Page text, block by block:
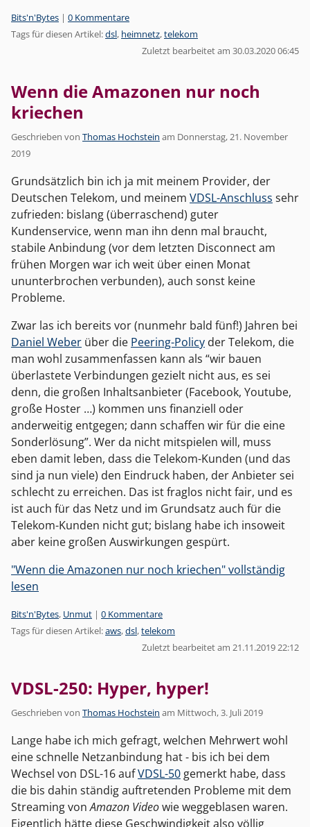
Kategorien:
Bits'n'Bytes | 0 Kommentare
Tags für diesen Artikel:dsl, heimnetz,telekom
Zuletzt bearbeitet am 30.03.2020 06:45
Wenn die Amazonen nur noch
kriechen
Geschrieben von Thomas Hochstein am Donnerstag, 21. November
2019
Grundsätzlich bin ich ja mit meinem Provider, der
Deutschen Telekom, und meinem VDSL-Anschluss sehr
zufrieden: bislang (überraschend) guter
Kundenservice, wenn man ihn denn mal braucht,
stabile Anbindung (vor dem letzten Disconnect am
frühen Morgen war ich weit über einen Monat
ununterbrochen verbunden), auch sonst keine
Probleme.
Zwar las ich bereits vor (nunmehr bald fünf!) Jahren bei
Daniel Weber über die Peering-Policy der Telekom, die
man wohl zusammenfassen kann als “wir bauen
überlastete Verbindungen gezielt nicht aus, es sei
denn, die großen Inhaltsanbieter (Facebook, Youtube,
große Hoster …) kommen uns finanziell oder
anderweitig entgegen; dann schaffen wir für die eine
Sonderlösung”. Wer da nicht mitspielen will, muss
eben damit leben, dass die Telekom-Kunden (und das
sind ja nun viele) den Eindruck haben, der Anbieter sei
schlecht zu erreichen. Das ist fraglos nicht fair, und es
ist auch für das Netz und im Grundsatz auch für die
Telekom-Kunden nicht gut; bislang habe ich insoweit
aber keine großen Auswirkungen gespürt.
"Wenn die Amazonen nur noch kriechen" vollständig
lesen
Kategorien:
Bits'n'Bytes, Unmut | 0 Kommentare
Tags für diesen Artikel:aws,dsl,telekom
Zuletzt bearbeitet am 21.11.2019 22:12
VDSL-250: Hyper, hyper!
Geschrieben von Thomas Hochstein am Mittwoch, 3. Juli 2019
Lange habe ich mich gefragt, welchen Mehrwert wohl
eine schnelle Netzanbindung hat - bis ich bei dem
Wechsel von DSL-16 aufVDSL-50 gemerkt habe, dass
die bis dahin ständig auftretenden Probleme mit dem
Streaming vonAmazon Videowie weggeblasen waren.
Eigentlich hätte diese Geschwindigkeit also völlig